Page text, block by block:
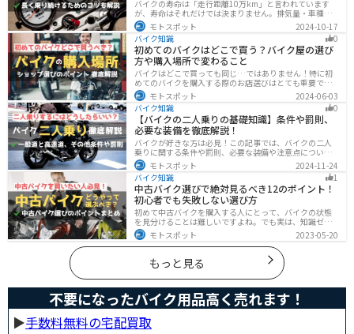
バイクの寿命は「走行距離10万km」と言われています
が、寿命はそれだけでは決まりません。排気量・車種・
日々のメンテナンス・保管状態などでも大きく変わりま
す。この記事ではバイクの寿命について解説します。ま
た、寿命を延ばす方法も解説するので、今のバイクに長
く乗りたい人は参考にしてください。
モトスポット
2024-10-17
バイク知識
0
初めてのバイクはどこで買う？バイク屋の選び
方や購入場所で変わること
バイクはどこで買っても同じ…ではありません！特に初
めてのバイクを購入する際のお店選びはとても重要で
す。どんなお店で購入するのがベストなのか？失敗しな
いお店選びのポイントをまとめます。
モトスポット
2024-06-03
バイク知識
0
【バイクの二人乗りの基礎知識】条件や罰則、
必要な装備を徹底解説！
バイクが好きな方は必見！この記事では、バイクの二人
乗りに関する条件や罰則、必要な装備や注意点について
解説しています。実はバイクの二人乗りを安全に楽しむ
ためには、条件やルールを知ることが大切です。この記
事を読めば、安全で快適なライディングを楽しめます。
モトスポット
2024-11-24
バイク知識
1
中古バイク選びで絶対見るべき12のポイント！
初心者でも失敗しない選び方
初めて中古バイクを購入する人にとって、バイクの状態
を見分けることは難しいですよね。でも実は、知識ゼロ
の初心者でも「12のポイント」に注目するだけで、中古
バイクの良し悪しを簡単に判断することができるんで
す！正しいポイントを押させて失敗しないバイク選びが
できるようになりましょう。
モトスポット 2023-05-20
もっと見る
不要になったバイク用品高く売れます！
▶︎手数料無料の宅配買取